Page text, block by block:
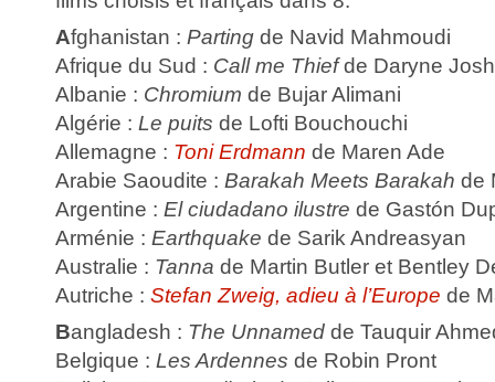
Afghanistan : Parting de Navid Mahmoudi
Afrique du Sud : Call me Thiefde Daryne
Albanie : Chromium de Bujar Alimani
Algérie : Le puits de Lofti Bouchouchi
Allemagne : Toni Erdmann de Maren Ade
Arabie Saoudite : Barakah Meets Barakah de
Argentine : El ciudadano ilustre de Gastón
Arménie : Earthquake de Sarik Andreasyan
Australie : Tanna de Martin Butler et Bentley
Autriche : Stefan Zweig, adieu à l’Europe de
Bangladesh : The Unnamed de Tauquir
Belgique : Les Ardennes de Robin Pront